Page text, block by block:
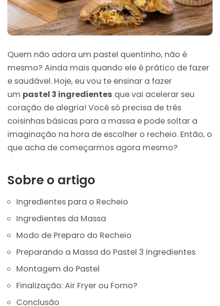
Quem não adora um pastel quentinho, não é
mesmo? Ainda mais quando ele é prático de fazer
e saudável. Hoje, eu vou te ensinar a fazer
um pastel 3 ingredientes que vai acelerar seu
coração de alegria! Você só precisa de três
coisinhas básicas para a massa e pode soltar a
imaginação na hora de escolher o recheio. Então, o
que acha de começarmos agora mesmo?
Sobre o artigo
Ingredientes para o Recheio
Ingredientes da Massa
Modo de Preparo do Recheio
Preparando a Massa do Pastel 3 Ingredientes
Montagem do Pastel
Finalização: Air Fryer ou Forno?
Conclusão